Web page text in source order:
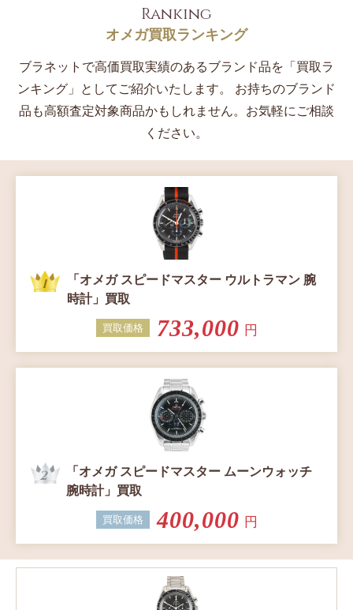
Ranking
オメガ買取ランキング
ブラネットで高価買取実績のあるブランド品を「買取ラ
ンキング」としてご紹介いたします。
お持ちのブランド
品も高額査定対象商品かもしれません。お気軽にご相談
ください。
「オメガ スピードマスター ウルトラマン 腕
時計」買取
買取価格 733,000 円
「オメガ スピードマスター ムーンウォッチ
腕時計」買取
買取価格 400,000 円